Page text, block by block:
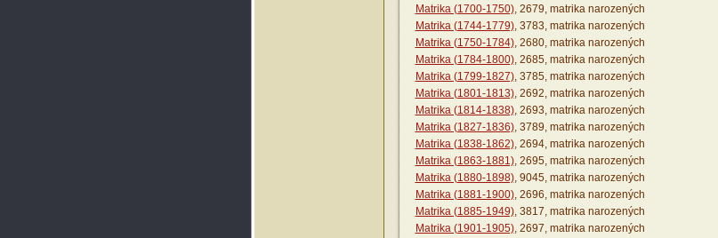
Matrika (1700-1750), 2679, matrika narozených
Matrika (1744-1779), 3783, matrika narozených
Matrika (1750-1784), 2680, matrika narozených
Matrika (1784-1800), 2685, matrika narozených
Matrika (1799-1827), 3785, matrika narozených
Matrika (1801-1813), 2692, matrika narozených
Matrika (1814-1838), 2693, matrika narozených
Matrika (1827-1836), 3789, matrika narozených
Matrika (1838-1862), 2694, matrika narozených
Matrika (1863-1881), 2695, matrika narozených
Matrika (1880-1898), 9045, matrika narozených
Matrika (1881-1900), 2696, matrika narozených
Matrika (1885-1949), 3817, matrika narozených
Matrika (1901-1905), 2697, matrika narozených